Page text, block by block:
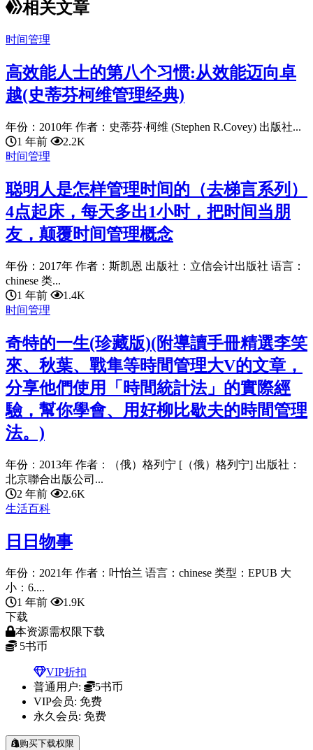
相关文章
时间管理
高效能人士的第八个习惯:从效能迈向卓
越(史蒂芬柯维管理经典)
年份：2010年 作者：史蒂芬·柯维 (Stephen R.Covey) 出版社...
1 年前
2.2K
时间管理
聪明人是怎样管理时间的（去梯言系列）
4点起床，每天多出1小时，把时间当朋
友，颠覆时间管理概念
年份：2017年 作者：斯凯恩 出版社：立信会计出版社 语言：
chinese 类...
1 年前
1.4K
时间管理
奇特的一生(珍藏版)(附導讀手冊精選李笑
來、秋葉、戰隼等時間管理大V的文章，
分享他們使用「時間統計法」的實際經
驗，幫你學會、用好柳比歇夫的時間管理
法。)
年份：2013年 作者：（俄）格列宁 [（俄）格列宁] 出版社：
北京聯合出版公司...
2 年前
2.6K
生活百科
日日物事
年份：2021年 作者：叶怡兰 语言：chinese 类型：EPUB 大
小：6....
1 年前
1.9K
下载
本资源需权限下载
5书币
VIP折扣
普通用户:
5书币
VIP会员: 免费
永久会员: 免费
购买下载权限